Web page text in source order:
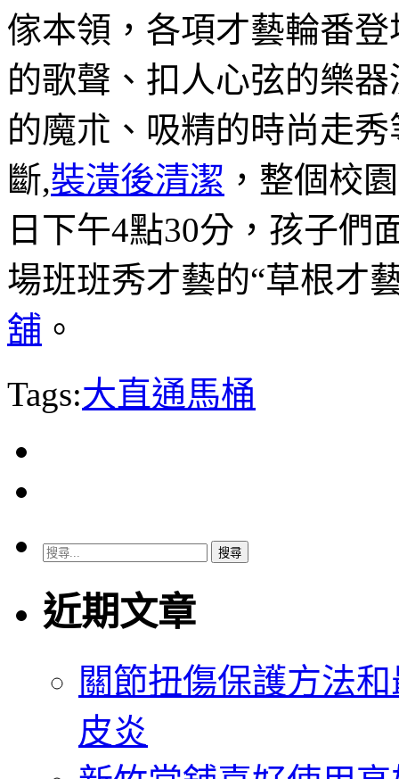
傢本領，各項才藝輪番
的歌聲、扣人心弦的樂
的魔朮、吸精的時尚走
斷,裝潢後清潔 ，整個校
日下午4點30分，孩子們
場班班秀才藝的“草根才
舖 。
Tags:大直通馬桶
搜
關
鍵
近期文章
關節扭傷保護方法
皮炎